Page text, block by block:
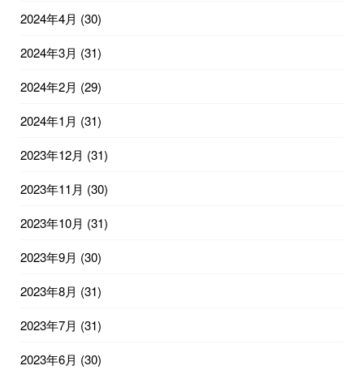
2024年4月 (30)
2024年3月 (31)
2024年2月 (29)
2024年1月 (31)
2023年12月 (31)
2023年11月 (30)
2023年10月 (31)
2023年9月 (30)
2023年8月 (31)
2023年7月 (31)
2023年6月 (30)